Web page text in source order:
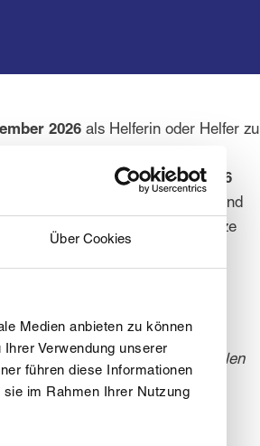
Über Cookies
Medien anbieten zu können
Verwendung unserer
führen diese Informationen
im Rahmen Ihrer Nutzung
2026als Helferin oder Helfer zu
Mitte August 2026
Schritte informiert.Helferinnen und
Bei der Vergabe der Helfereinsätze
(Bitte beachten: beim Ausfüllen